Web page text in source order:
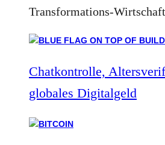
Transformations-Wirtschaft
Chatkontrolle,
globales Digitalgeld